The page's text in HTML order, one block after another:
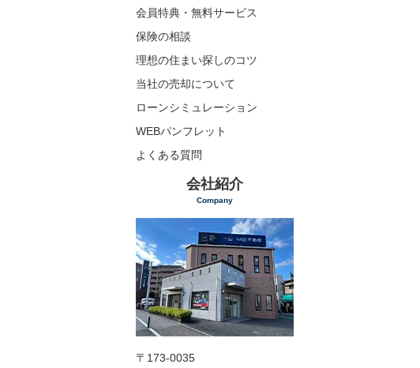
会員特典・無料サービス
保険の相談
理想の住まい探しのコツ
当社の売却について
ローンシミュレーション
WEBパンフレット
よくある質問
会社紹介
Company
〒173-0035